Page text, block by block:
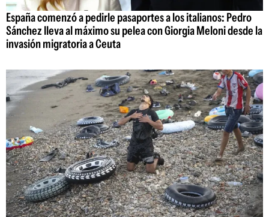
España comenzó a pedirle pasaportes a los italianos: Pedro
Sánchez lleva al máximo su pelea con Giorgia Meloni desde la
invasión migratoria a Ceuta